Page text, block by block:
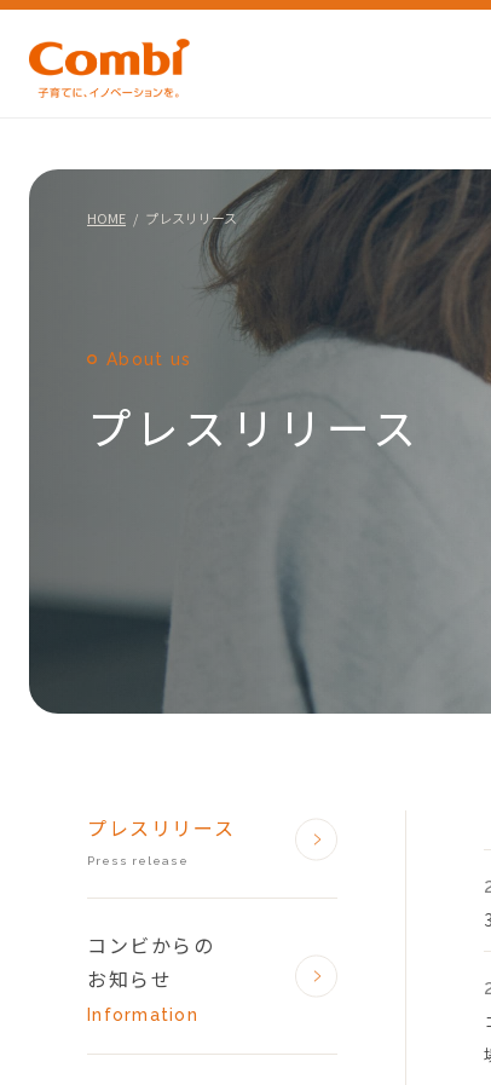
HOME プレスリリース
About us
プレスリリース
プレスリリース
Press release
コンビからの
お知らせ
Information